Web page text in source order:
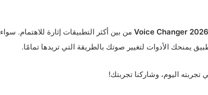
Voice Changer 2026 من بين أكثر التطبيقات إثارة للاهتمام. سواء
يمنحك الأدوات لتغيير صوتك بالطريقة التي تريدها تمامًا.
تجربته اليوم، وشاركنا تجربتك!